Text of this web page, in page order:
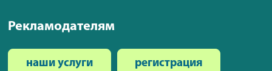
Рекламодателям
наши услуги регистрация